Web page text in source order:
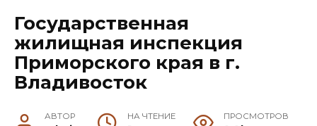
Государственная
жилищная инспекция
Приморского края в г.
Владивосток
АВТОР НА ЧТЕНИЕ ПРОСМОТРОВ